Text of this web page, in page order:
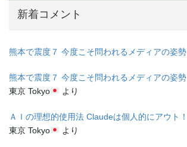
新着コメント
熊本で震度７ 今度こそ問われるメディアの姿勢
熊本で震度７ 今度こそ問われるメディアの姿勢
東京 Tokyo
より
ＡＩの理想的使用法 Claudeは個人的にアウト！
東京 Tokyo
より